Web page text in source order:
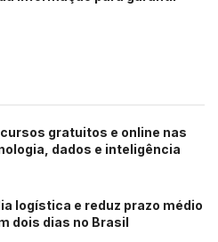
cursos gratuitos e online nas
dados e inteligência
logística e reduz prazo médio
dois dias no Brasil